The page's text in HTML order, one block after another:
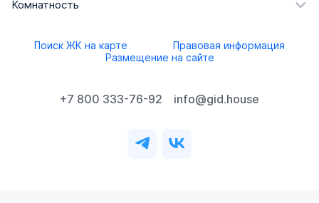
Комнатность
Поиск ЖК на карте
Правовая информация
Размещение на сайте
+7 800 333-76-92 info@gid.house